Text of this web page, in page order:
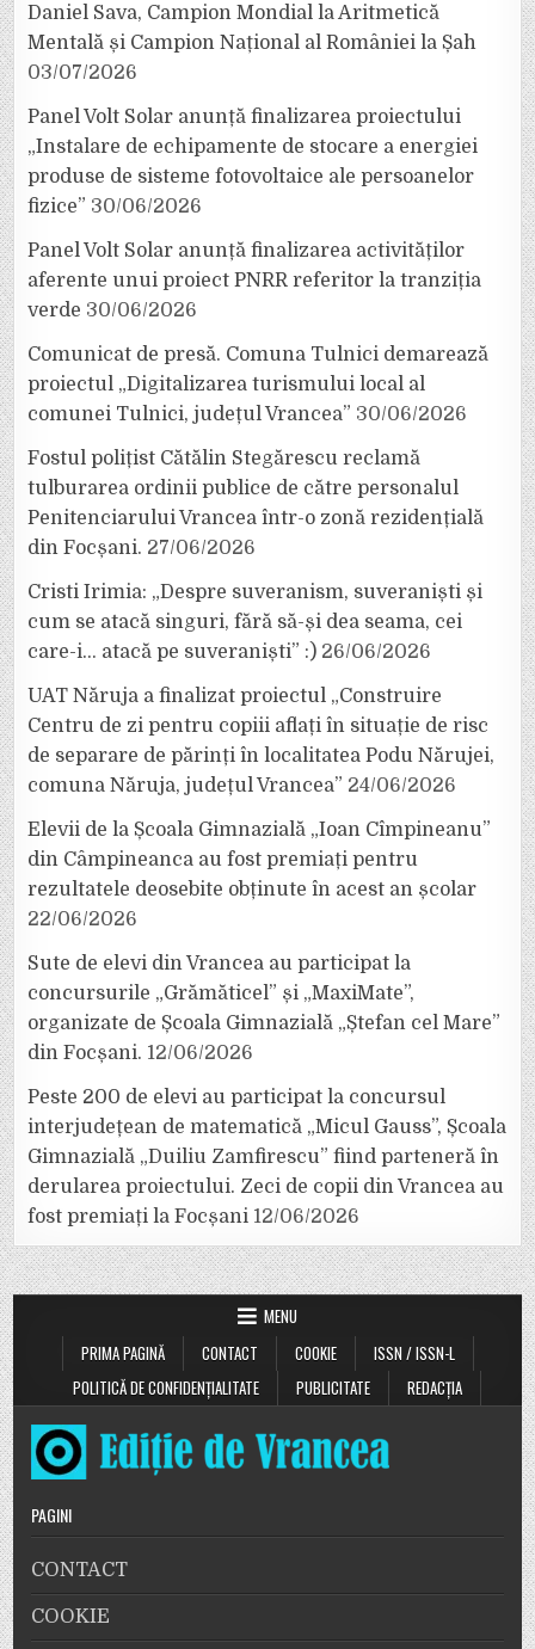
Daniel Sava, Campion Mondial la Aritmetică
Mentală și Campion Național al României la Șah
03/07/2026
Panel Volt Solar anunță finalizarea proiectului
„Instalare de echipamente de stocare a energiei
produse de sisteme fotovoltaice ale persoanelor
fizice” 30/06/2026
Panel Volt Solar anunță finalizarea activităților
aferente unui proiect PNRR referitor la tranziția
verde 30/06/2026
Comunicat de presă. Comuna Tulnici demarează
proiectul „Digitalizarea turismului local al
comunei Tulnici, județul Vrancea” 30/06/2026
Fostul polițist Cătălin Stegărescu reclamă
tulburarea ordinii publice de către personalul
Penitenciarului Vrancea într-o zonă rezidențială
din Focșani. 27/06/2026
Cristi Irimia: „Despre suveranism, suveraniști și
cum se atacă singuri, fără să-și dea seama, cei
care-i… atacă pe suveraniști” :) 26/06/2026
UAT Năruja a finalizat proiectul „Construire
Centru de zi pentru copiii aflați în situație de risc
de separare de părinți în localitatea Podu Nărujei,
comuna Năruja, județul Vrancea” 24/06/2026
Elevii de la Școala Gimnazială „Ioan Cîmpineanu”
din Câmpineanca au fost premiați pentru
rezultatele deosebite obținute în acest an școlar
22/06/2026
Sute de elevi din Vrancea au participat la
concursurile „Grămăticel” și „MaxiMate”,
organizate de Școala Gimnazială „Ștefan cel Mare”
din Focșani. 12/06/2026
Peste 200 de elevi au participat la concursul
interjudețean de matematică „Micul Gauss”, Școala
Gimnazială „Duiliu Zamfirescu” fiind parteneră în
derularea proiectului. Zeci de copii din Vrancea au
fost premiați la Focșani 12/06/2026
MENU
PRIMA PAGINĂ
CONTACT COOKIE
ISSN / ISSN-L
POLITICĂ DE CONFIDENȚIALITATE
PUBLICITATE REDACȚIA
PAGINI
CONTACT
COOKIE